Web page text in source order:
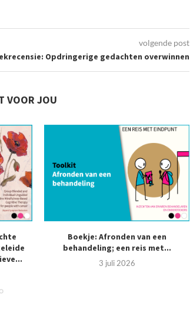
volgende post
Opdringerige gedachten overwinnen
VOOR JOU
Boekje: Afronden van een
behandeling; een reis met...
3 juli 2026